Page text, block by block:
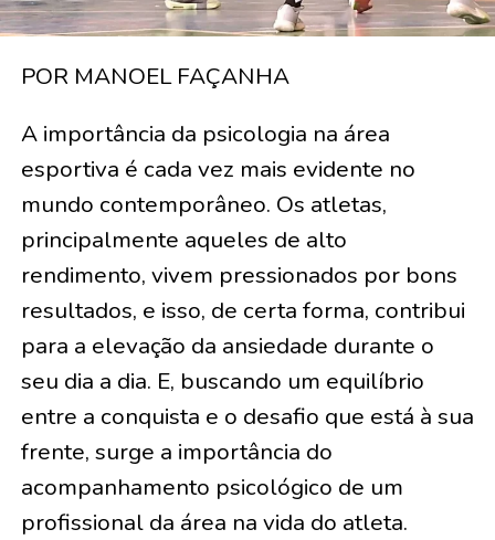
POR MANOEL FAÇANHA
A importância da psicologia na área
esportiva é cada vez mais evidente no
mundo contemporâneo. Os atletas,
principalmente aqueles de alto
rendimento, vivem pressionados por bons
resultados, e isso, de certa forma, contribui
para a elevação da ansiedade durante o
seu dia a dia. E, buscando um equilíbrio
entre a conquista e o desafio que está à sua
frente, surge a importância do
acompanhamento psicológico de um
profissional da área na vida do atleta.